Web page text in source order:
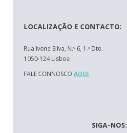
LOCALIZAÇÃO E CONTACTO:
Rua Ivone Silva, N.º 6, 1.º Dto.
1050-124 Lisboa
FALE CONNOSCO AQUI
SIGA-NOS: